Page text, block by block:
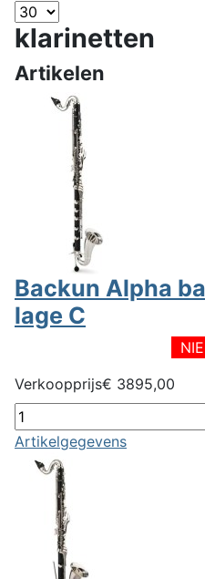
klarinetten
Artikelen
Backun Alpha
lage C
Verkoopprijs€ 3895,00
Artikelgegevens